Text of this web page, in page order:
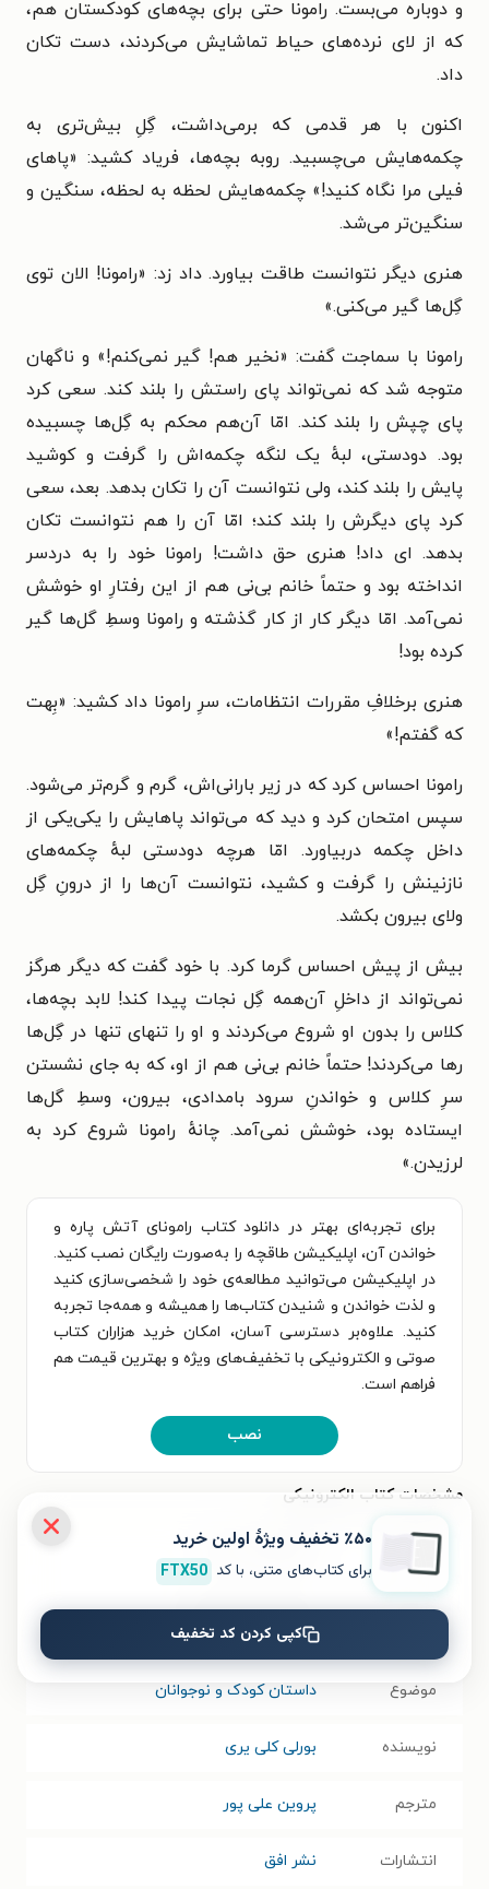
و دوباره می‌بست. رامونا حتی برای بچه‌های کودکستان هم،
که از لای نرده‌های حیاط تماشایش می‌کردند، دست تکان
داد.
اکنون با هر قدمی که برمی‌داشت، گِلِ بیش‌تری به
چکمه‌هایش می‌چسبید. روبه بچه‌ها، فریاد کشید: «پاهای
فیلی مرا نگاه کنید!» چکمه‌هایش لحظه به لحظه، سنگین و
سنگین‌تر می‌شد.
هنری دیگر نتوانست طاقت بیاورد. داد زد: «رامونا! الان توی
گِل‌ها گیر می‌کنی.»
رامونا با سماجت گفت: «نخیر هم! گیر نمی‌کنم!» و ناگهان
متوجه شد که نمی‌تواند پای راستش را بلند کند. سعی کرد
پای چپش را بلند کند. امّا آن‌هم محکم به گِل‌ها چسبیده
بود. دودستی، لبهٔ یک لنگه چکمه‌اش را گرفت و کوشید
پایش را بلند کند، ولی نتوانست آن را تکان بدهد. بعد، سعی
کرد پای دیگرش را بلند کند؛ امّا آن را هم نتوانست تکان
بدهد. ای داد! هنری حق داشت! رامونا خود را به دردسر
انداخته بود و حتماً خانم بی‌نی هم از این رفتارِ او خوشش
نمی‌آمد. امّا دیگر کار از کار گذشته و رامونا وسطِ گل‌ها گیر
کرده بود!
هنری برخلافِ مقررات انتظامات، سرِ رامونا داد کشید: «بِهت
که گفتم!»
رامونا احساس کرد که در زیر بارانی‌اش، گرم و گرم‌تر می‌شود.
سپس امتحان کرد و دید که می‌تواند پاهایش را یکی‌یکی از
داخل چکمه دربیاورد. امّا هرچه دودستی لبهٔ چکمه‌های
نازنینش را گرفت و کشید، نتوانست آن‌ها را از درونِ گِل
ولای بیرون بکشد.
بیش از پیش احساس گرما کرد. با خود گفت که دیگر هرگز
نمی‌تواند از داخلِ آن‌همه گِل نجات پیدا کند! لابد بچه‌ها،
کلاس را بدون او شروع می‌کردند و او را تنهای تنها در گِل‌ها
رها می‌کردند! حتماً خانم بی‌نی هم از او، که به جای نشستن
سرِ کلاس و خواندنِ سرود بامدادی، بیرون، وسطِ گل‌ها
ایستاده بود، خوشش نمی‌آمد. چانهٔ رامونا شروع کرد به
لرزیدن.»
برای تجربه‌ای بهتر در دانلود کتاب رامونای آتش پاره و
خواندن آن، اپلیکیشن طاقچه را به‌صورت رایگان نصب کنید.
در اپلیکیشن می‌توانید مطالعه‌ی خود را شخصی‌سازی کنید
و لذت خواندن و شنیدن کتاب‌ها را همیشه و همه‌جا تجربه
کنید. علاوه‌بر دسترسی آسان، امکان خرید هزاران کتاب
صوتی و الکترونیکی با تخفیف‌های ویژه و بهترین قیمت هم
فراهم است.
نصب
مشخصات کتاب الکترونیکی
رامونای آتش پاره
عنوان در زبان
موضوع داستان کودک و نوجوانان
نویسنده بورلی کلی یری
مترجم پروین علی پور
انتشارات نشر افق
٪۵۰ تخفیف ویژۀ اولین خرید
برای کتاب‌های متنی، با کد FTX50
کپی کردن کد تخفیف